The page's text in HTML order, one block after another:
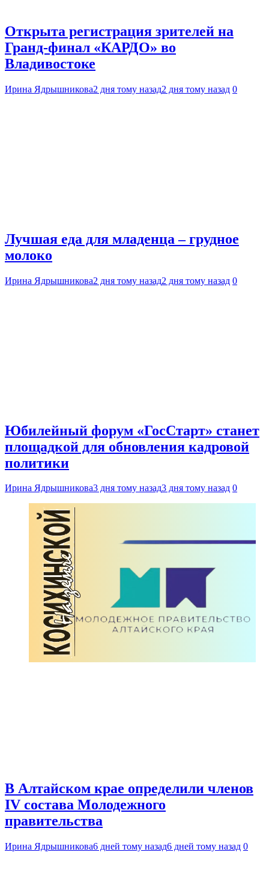
Открыта регистрация зрителей на
Гранд-финал «КАРДО» во
Владивостоке
Ирина Ядрышникова2 дня тому назад2 дня тому назад 0
Лучшая еда для младенца – грудное
молоко
Ирина Ядрышникова2 дня тому назад2 дня тому назад 0
Юбилейный форум «ГосСтарт» станет
площадкой для обновления кадровой
политики
Ирина Ядрышникова3 дня тому назад3 дня тому назад 0
В Алтайском крае определили членов
IV состава Молодежного
правительства
Ирина Ядрышникова6 дней тому назад6 дней тому назад 0